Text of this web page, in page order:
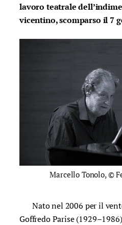
lavoro teatrale
vicentino, scomparso il 7
Marcello Tonolo, ©
Nato nel 2006 per il
Goffredo Parise